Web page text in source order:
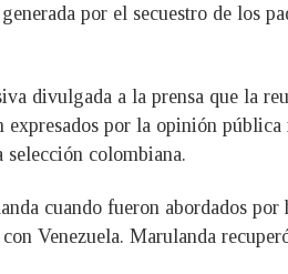
por el secuestro de los
divulgada a la prensa que la
por la opinión
colombiana.
cuando fueron abordados
Venezuela. Marulanda